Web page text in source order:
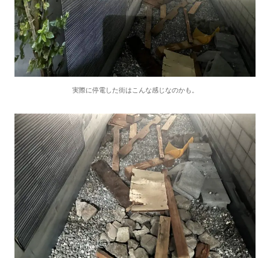
実際に停電した街はこんな感じなのかも。